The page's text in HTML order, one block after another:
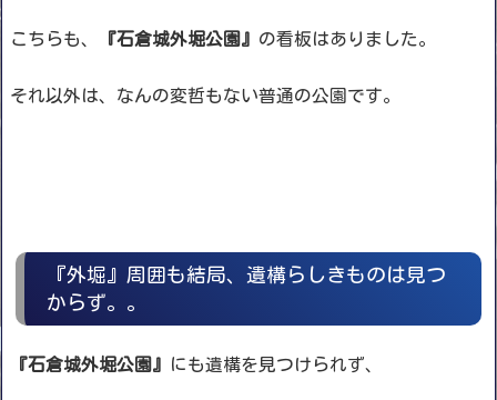
こちらも、 『石倉城外堀公園』 の看板はありました。
それ以外は、なんの変哲もない普通の公園です。
『外堀』周囲も結局、遺構らしきものは見つ
からず。。
『石倉城外堀公園』 にも遺構を見つけられず、